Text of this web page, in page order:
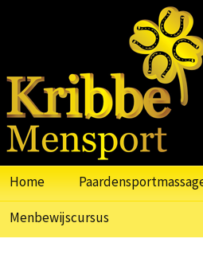
Kribbe
Spring
inhoud
Home
Menbewijscursus